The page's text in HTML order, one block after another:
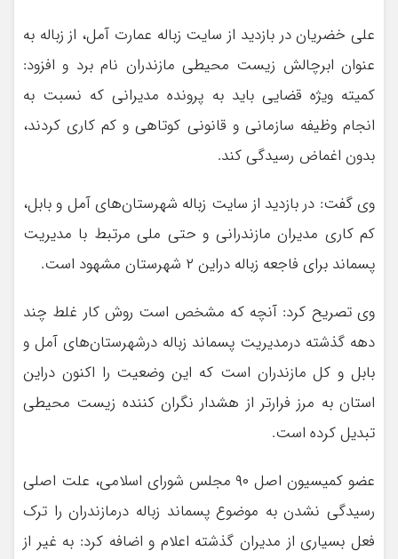
علی خضریان در بازدید از سایت زباله عمارت آمل، از زباله به
عنوان ابرچالش زیست محیطی مازندران نام برد و افزود:
کمیته ویژه قضایی باید به پرونده مدیرانی که نسبت به
انجام وظیفه سازمانی و قانونی کوتاهی و کم کاری کردند،
بدون اغماض رسیدگی کند.
وی گفت: در بازدید از سایت زباله شهرستان‌های آمل و بابل،
کم کاری مدیران مازندرانی و حتی ملی مرتبط با مدیریت
پسماند برای فاجعه زباله دراین ۲ شهرستان مشهود است.
وی تصریح کرد: آنچه که مشخص است روش کار غلط چند
دهه گذشته درمدیریت پسماند زباله درشهرستان‌های آمل و
بابل و کل مازندران است که این وضعیت را اکنون دراین
استان به مرز فرارتر از هشدار نگران کننده زیست محیطی
تبدیل کرده است.
عضو کمیسیون اصل ۹۰ مجلس شورای اسلامی، علت اصلی
رسیدگی نشدن به موضوع پسماند زباله درمازندران را ترک
فعل بسیاری از مدیران گذشته اعلام و اضافه کرد: به غیر از